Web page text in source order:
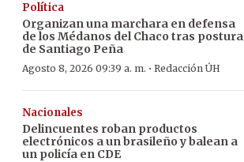
Política
Organizan una marchara en defensa
de los Médanos del Chaco tras postura
de Santiago Peña
Agosto 8, 2026 09:39 a. m. · Redacción ÚH
Nacionales
Delincuentes roban productos
electrónicos a un brasileño y balean a
un policía en CDE